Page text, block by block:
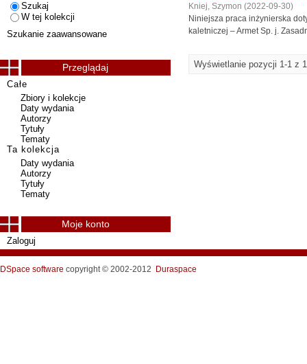
Kniej, Szymon (2022-09-30)
Niniejsza praca inżynierska
kaletniczej – Armet Sp. j.
Wyświetlanie pozycji 1-1 z 1
Szukaj
W tej kolekcji
Szukanie zaawansowane
Przeglądaj
Całe
Zbiory i kolekcje
Daty wydania
Autorzy
Tytuły
Tematy
Ta kolekcja
Daty wydania
Autorzy
Tytuły
Tematy
Moje konto
Zaloguj
DSpace software copyright © 2002-2012 Duraspace